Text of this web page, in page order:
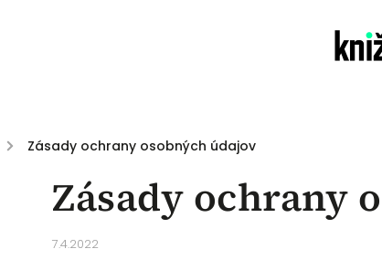
Prečo Knižkáreň?
/ Zásady ochrany osobných údajov
Zásady ochrany
7.4.2022